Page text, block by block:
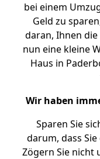
bei einem
Geld zu
daran, Ihnen die
nun eine kleine
Haus in
Wir haben
Sparen Sie
darum, dass
Zögern Sie nicht